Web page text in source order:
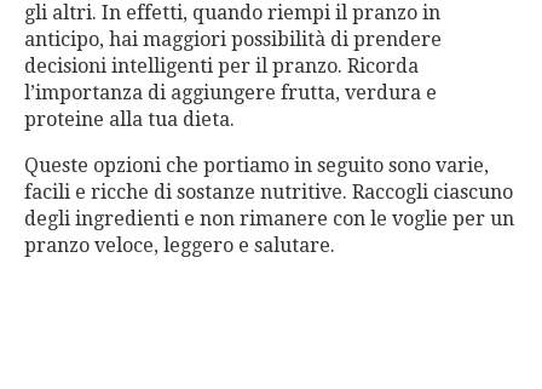
gli altri. In effetti, quando riempi il pranzo in
anticipo, hai maggiori possibilità di prendere
decisioni intelligenti per il pranzo. Ricorda
l’importanza di aggiungere frutta, verdura e
proteine ​​alla tua dieta.
Queste opzioni che portiamo in seguito sono varie,
facili e ricche di sostanze nutritive. Raccogli ciascuno
degli ingredienti e non rimanere con le voglie per un
pranzo veloce, leggero e salutare.